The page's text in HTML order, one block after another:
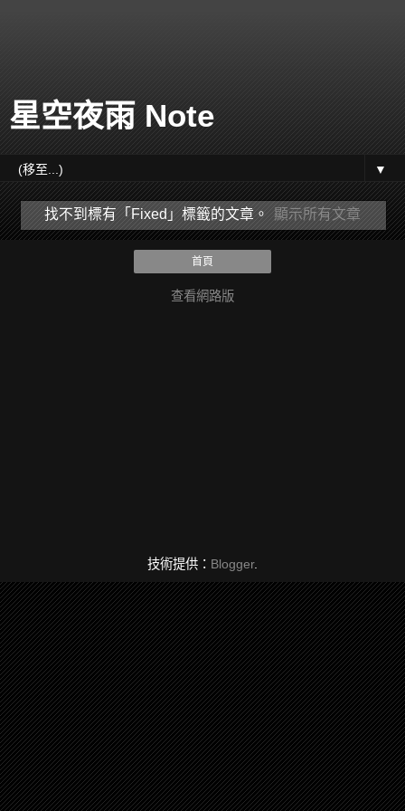
星空夜雨 Note
▼
找不到標有「Fixed」 標籤的文章。 顯示所有文章
首頁
查看網路版
技術提供： Blogger.